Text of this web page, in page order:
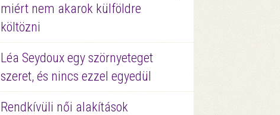
miért nem akarok külföldre
költözni
Léa Seydoux egy szörnyeteget
szeret, és nincs ezzel egyedül
Rendkívüli női alakítások